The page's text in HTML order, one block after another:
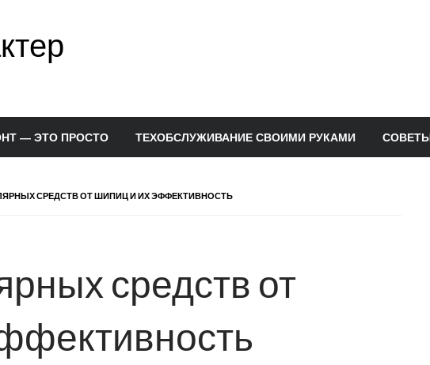
— ЭТО ПРОСТО ТЕХОБСЛУЖИВАНИЕ СВОИМИ РУКАМИ
СРЕДСТВ ОТ ШИПИЦ И ИХ ЭФФЕКТИВНОСТЬ
средств от